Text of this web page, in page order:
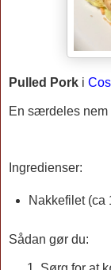
Pulled Pork i
En særdeles nem
Ingredienser:
Nakkefilet (ca
Sådan gør du: